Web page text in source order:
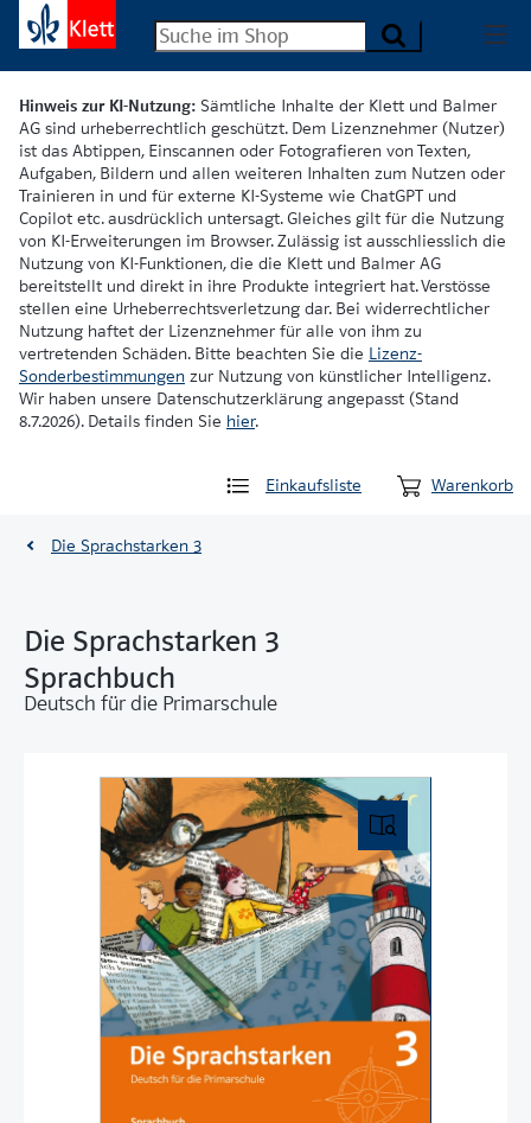
Hinweis zur KI-Nutzung: Sämtliche Inhalte der Klett und Balmer
AG sind urheberrechtlich geschützt. Dem Lizenznehmer (Nutzer)
ist das Abtippen, Einscannen oder Fotografieren von Texten,
Aufgaben, Bildern und allen weiteren Inhalten zum Nutzen oder
Trainieren in und für externe KI-Systeme wie ChatGPT und
Copilot etc. ausdrücklich untersagt. Gleiches gilt für die Nutzung
von KI-Erweiterungen im Browser. Zulässig ist ausschliesslich die
Nutzung von KI-Funktionen, die die Klett und Balmer AG
bereitstellt und direkt in ihre Produkte integriert hat. Verstösse
stellen eine Urheberrechtsverletzung dar. Bei widerrechtlicher
Nutzung haftet der Lizenznehmer für alle von ihm zu
vertretenden Schäden. Bitte beachten Sie die Lizenz-
Sonderbestimmungen zur Nutzung von künstlicher Intelligenz.
Wir haben unsere Datenschutzerklärung angepasst (Stand
8.7.2026). Details finden Sie hier.
Einkaufsliste Warenkorb
Die Sprachstarken 3
Die Sprachstarken 3
Sprachbuch
Deutsch für die Primarschule